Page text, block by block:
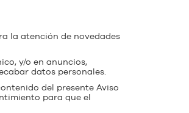
la atención de novedades
y/o en anuncios,
datos personales.
del presente Aviso
para que el